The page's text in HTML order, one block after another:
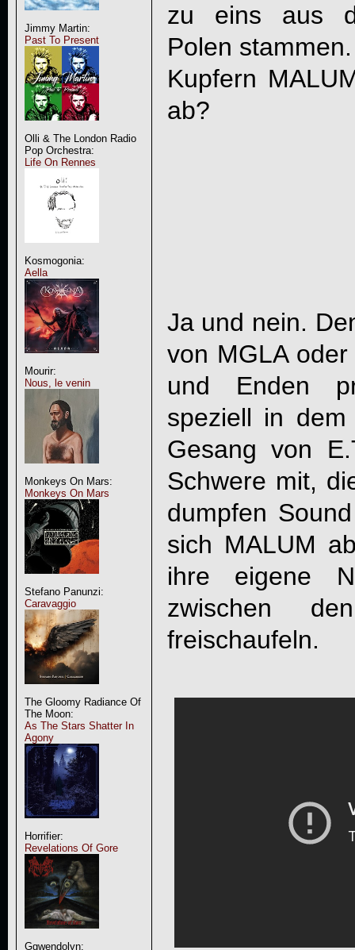
Jimmy Martin:
Past To Present
Olli & The London Radio
Pop Orchestra:
Life On Rennes
Kosmogonia:
Aella
Mourir:
Nous, le venin
Monkeys On Mars:
Monkeys On Mars
Stefano Panunzi:
Caravaggio
The Gloomy Radiance Of
The Moon:
As The Stars Shatter In
Agony
Horrifier:
Revelations Of Gore
Ggwendolyn:
zu eins aus
Polen stammen.
Kupfern
ab?
Ja und nein.
von MGLA
und Enden
speziell in dem
Gesang von
Schwere mit,
dumpfen
sich MALUM
ihre eigene
zwischen
freischaufeln.